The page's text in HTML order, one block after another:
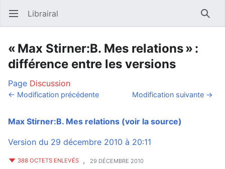
Ouvrir le menu principal Librairal
« Max Stirner:B. Mes relations » :
différence entre les versions
Page Discussion
← Modification précédente Modification suivante →
Max Stirner:B. Mes relations (voir la source)
Version du 29 décembre 2010 à 20:11
388 OCTETS ENLEVÉS , 29 DÉCEMBRE 2010